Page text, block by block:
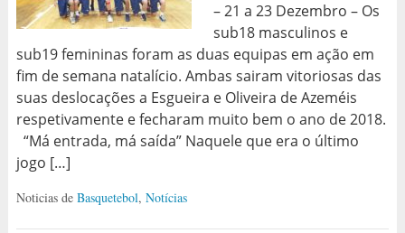
– 21 a 23 Dezembro – Os
sub18 masculinos e
sub19 femininas foram as duas equipas em ação em
fim de semana natalício. Ambas sairam vitoriosas das
suas deslocações a Esgueira e Oliveira de Azeméis
respetivamente e fecharam muito bem o ano de 2018.
“Má entrada, má saída” Naquele que era o último
jogo […]
Noticias de Basquetebol, Notícias